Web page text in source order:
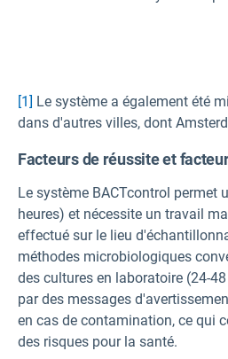
[1] Le système a également été
dans d'autres villes, dont
Facteurs de réussite et
Le système BACTcontrol permet
heures) et nécessite un travail
effectué sur le lieu
méthodes microbiologiques
des cultures en laboratoire (24-
par des messages
en cas de contamination, ce qui
des risques pour la santé.